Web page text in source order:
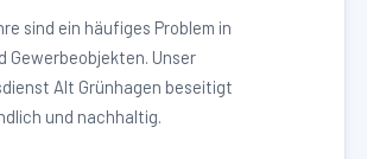
sind ein häufiges Problem in
Gewerbeobjekten. Unser
Alt Grünhagen beseitigt
und nachhaltig.